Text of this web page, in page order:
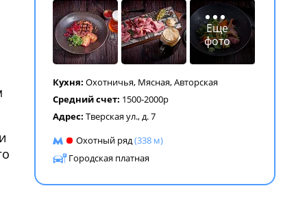
Еще
фото
Кухня: Охотничья, Мясная,Авторская
Средний счет: 1500-2000р
Адрес: Тверская ул., д. 7
Охотный ряд(338 м)
Городская платная